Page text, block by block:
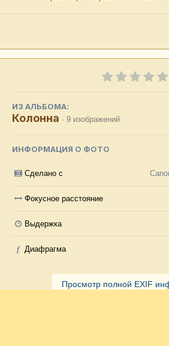
ИЗ АЛЬБОМА:
Колонна · 9 изображений
ИНФОРМАЦИЯ О ФОТО
Сделано с
Фокусное расстояние
Выдержка
f Диафрагма
Просмотр полной EXIF